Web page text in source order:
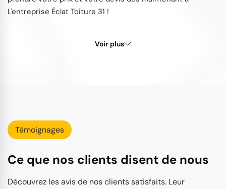
L'entreprise Éclat Toiture 31 !
Voir plus
Témoignages
Ce que nos clients disent de nous
Découvrez les avis de nos clients satisfaits. Leur